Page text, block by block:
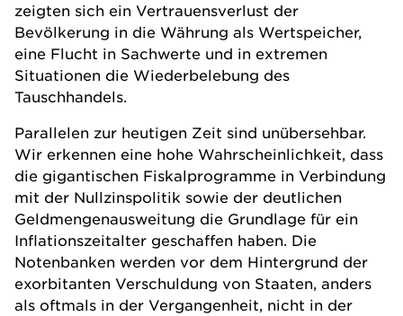
zeigten sich ein Vertrauensverlust der
Bevölkerung in die Währung als Wertspeicher,
eine Flucht in Sachwerte und in extremen
Situationen die Wiederbelebung des
Tauschhandels.
Parallelen zur heutigen Zeit sind unübersehbar.
Wir erkennen eine hohe Wahrscheinlichkeit, dass
die gigantischen Fiskalprogramme in Verbindung
mit der Nullzinspolitik sowie der deutlichen
Geldmengenausweitung die Grundlage für ein
Inflationszeitalter geschaffen haben. Die
Notenbanken werden vor dem Hintergrund der
exorbitanten Verschuldung von Staaten, anders
als oftmals in der Vergangenheit, nicht in der